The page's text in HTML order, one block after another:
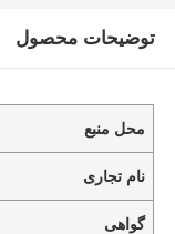
توضیحات محصول
محل منبع
نام تجاری
گواهی